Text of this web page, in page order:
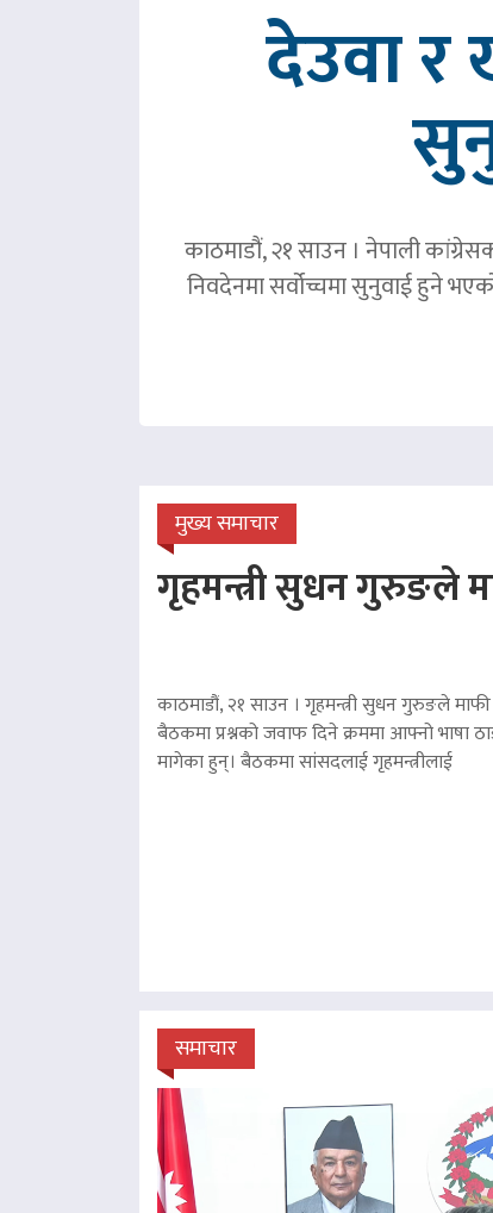
देउवा
काठमाडौं, २१ साउन । नेपाली
निवदेनमा सर्वोच्चमा सुनुवाई हुने
मुख्य समाचार
गृहमन्त्री सुधन गुरुङले
काठमाडौं, २१ साउन । गृहमन्त्री सुधन गुरुङले माफी
बैठकमा प्रश्नको जवाफ दिने क्रममा आफ्नो भाषा
मागेका हुन्। बैठकमा सांसदलाई गृहमन्त्रीलाई
समाचार